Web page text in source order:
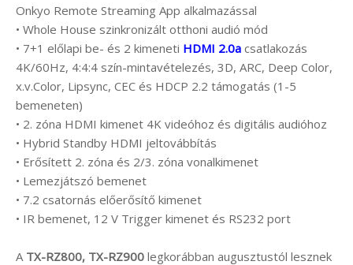
Onkyo Remote Streaming App alkalmazással
• Whole House szinkronizált otthoni audió mód
• 7+1 előlapi be- és 2 kimeneti HDMI 2.0a csatlakozás
4K/60Hz, 4:4:4 szín-mintavételezés, 3D, ARC, Deep Color,
x.v.Color, Lipsync, CEC és HDCP 2.2 támogatás (1-5
bemeneten)
• 2. zóna HDMI kimenet 4K videóhoz és digitális audióhoz
• Hybrid Standby HDMI jeltovábbítás
• Erősített 2. zóna és 2/3. zóna vonalkimenet
• Lemezjátszó bemenet
• 7.2 csatornás előerősítő kimenet
• IR bemenet, 12 V Trigger kimenet és RS232 port
A TX-RZ800, TX-RZ900 legkorábban augusztustól lesznek